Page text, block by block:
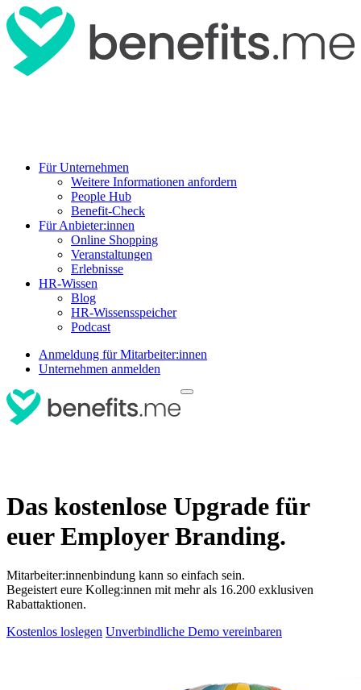
Für Unternehmen
Weitere Informationen anfordern
People Hub
Benefit-Check
Für Anbieter:innen
Online Shopping
Veranstaltungen
Erlebnisse
HR-Wissen
Blog
HR-Wissensspeicher
Podcast
Anmeldung für Mitarbeiter:innen
Unternehmen anmelden
Das kostenlose Upgrade für
euer Employer Branding.
Mitarbeiter:innenbindung kann so einfach sein.
Begeistert eure Kolleg:innen mit mehr als 16.200 exklusiven
Rabattaktionen.
Kostenlos loslegen Unverbindliche Demo vereinbaren